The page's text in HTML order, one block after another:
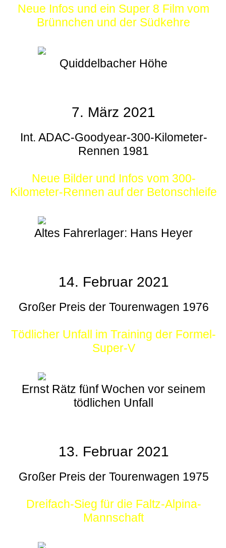
Neue Infos und ein Super 8 Film vom
Brünnchen und der Südkehre
Quiddelbacher Höhe
7. März 2021
Int. ADAC-Goodyear-300-Kilometer-
Rennen 1981
Neue Bilder und Infos vom 300-
Kilometer-Rennen auf der Betonschleife
Altes Fahrerlager: Hans Heyer
14. Februar 2021
Großer Preis der Tourenwagen 1976
Tödlicher Unfall im Training der Formel-
Super-V
Ernst Rätz fünf Wochen vor seinem
tödlichen Unfall
13. Februar 2021
Großer Preis der Tourenwagen 1975
Dreifach-Sieg für die Faltz-Alpina-
Mannschaft